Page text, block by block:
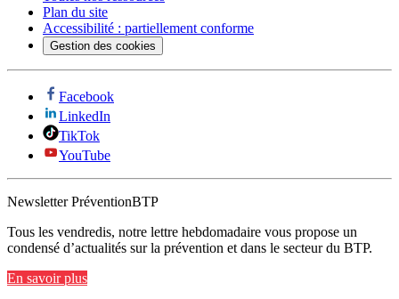
Plan du site
Accessibilité : partiellement conforme
Gestion des cookies
Facebook
LinkedIn
TikTok
YouTube
Newsletter PréventionBTP
Tous les vendredis, notre lettre hebdomadaire vous propose un
condensé d’actualités sur la prévention et dans le secteur du BTP.
En savoir plus